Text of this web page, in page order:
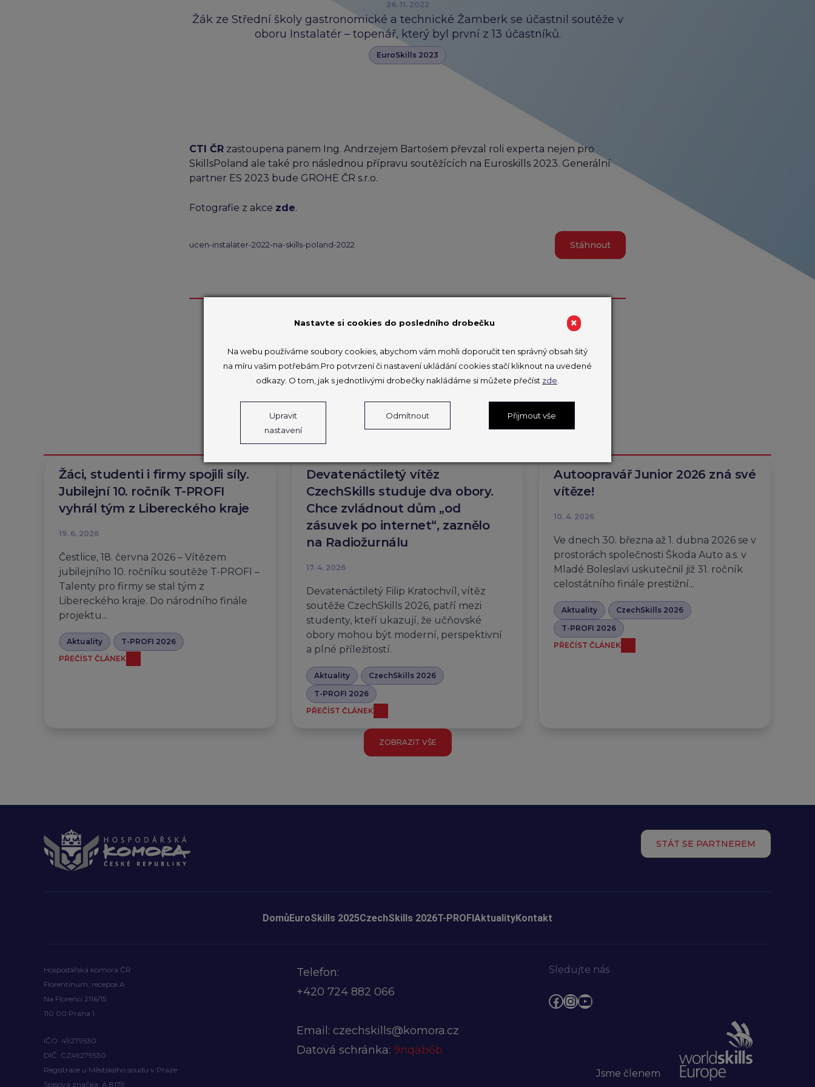
26. 11. 2022
Žák ze Střední školy gastronomické a technické Žamberk se účastnil soutěže v
oboru Instalatér – topenář, který byl první z 13 účastníků.
EuroSkills 2023
CTI ČR zastoupena panem Ing. Andrzejem Bartośem převzal roli experta nejen pro
SkillsPoland ale také pro následnou přípravu soutěžících na Euroskills 2023. Generální
partner ES 2023 bude GROHE ČR s.r.o.
Fotografie z akce zde.
ucen-instalater-2022-na-skills-poland-2022 Stáhnout
Další aktuality
Žáci, studenti i firmy spojili síly.
Jubilejní 10. ročník T-PROFI
vyhrál tým z Libereckého kraje
19. 6. 2026
Čestlice, 18. června 2026 – Vítězem
jubilejního 10. ročníku soutěže T-PROFI –
Talenty pro firmy se stal tým z
Libereckého kraje. Do národního finále
projektu...
Aktuality
T-PROFI 2026
PŘEČÍST ČLÁNEK
Devatenáctiletý vítěz
CzechSkills studuje dva obory.
Chce zvládnout dům „od
zásuvek po internet“, zaznělo
na Radiožurnálu
17. 4. 2026
Devatenáctiletý Filip Kratochvíl, vítěz
soutěže CzechSkills 2026, patří mezi
studenty, kteří ukazují, že učňovské
obory mohou být moderní, perspektivní
a plné příležitostí.
Aktuality
CzechSkills 2026
T-PROFI 2026
PŘEČÍST ČLÁNEK
Autoopravář Junior 2026 zná své
vítěze!
10. 4. 2026
Ve dnech 30. března až 1. dubna 2026 se v
prostorách společnosti Škoda Auto a.s. v
Mladé Boleslavi uskutečnil již 31. ročník
celostátního finále prestižní...
Aktuality
CzechSkills 2026
T-PROFI 2026
PŘEČÍST ČLÁNEK
ZOBRAZIT VŠE
STÁT SE PARTNEREM
DomůEuroSkills 2025CzechSkills 2026T-PROFIAktualityKontakt
Hospodářská komora ČR
Florentinum, recepce A
Na Florenci 2116/15
110 00 Praha 1
IČO: 49279530
DIČ: CZ49279530
Registrace u Městského soudu v Praze
Spisová značka: A 8179
Telefon:
+420 724 882 066
Email: czechskills@komora.cz
Datová schránka: 9nqab6b
Sledujte nás
Facebook
Instagram
YouTube
Jsme členem
×
Nastavte si cookies do posledního drobečku
Na webu používáme soubory cookies, abychom vám mohli doporučit ten správný obsah šitý
na míru vašim potřebám.Pro potvrzení či nastavení ukládání cookies stačí kliknout na uvedené
odkazy. O tom, jak s jednotlivými drobečky nakládáme si můžete přečíst zde
Upravit
nastavení
Odmítnout Přijmout vše